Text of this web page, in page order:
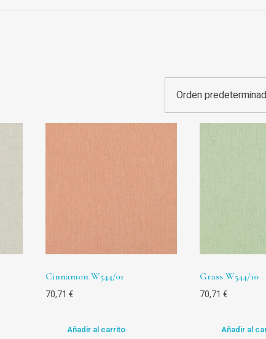
Cinnamon W544/01
70,71 €
Añadir al carrito
Grass W544/10
70,71 €
Añadir al